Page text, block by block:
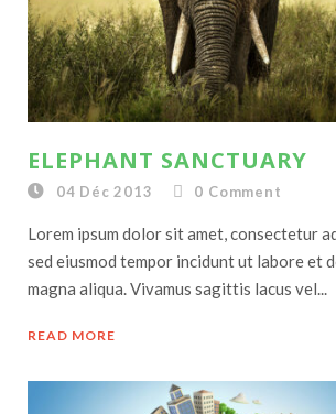
ELEPHANT SANCTUARY
04 Déc 2013 0 Comment
Lorem ipsum dolor sit amet, consectetur
sed eiusmod tempor incidunt ut labore et
magna aliqua. Vivamus sagittis lacus vel...
READ MORE